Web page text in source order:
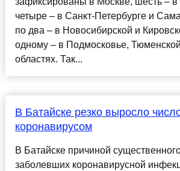
четыре – в Санкт-Петербурге и
по два – в Новосибирской и
одному – в Подмосковье,
областях. Так...
В Батайске резко выросло
коронавирусом
В Батайске причиной
заболевших коронавирусной